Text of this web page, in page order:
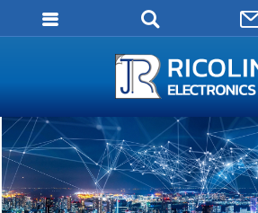
會員登入(燈箱)
加入會員
忘記密碼
密碼修改